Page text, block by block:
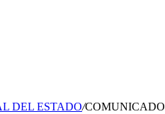
DEL ESTADO/COMUNICADO